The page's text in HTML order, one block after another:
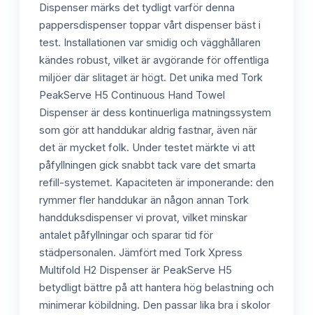
Dispenser märks det tydligt varför denna
pappersdispenser toppar vårt dispenser bäst i
test. Installationen var smidig och vägghållaren
kändes robust, vilket är avgörande för offentliga
miljöer där slitaget är högt. Det unika med Tork
PeakServe H5 Continuous Hand Towel
Dispenser är dess kontinuerliga matningssystem
som gör att handdukar aldrig fastnar, även när
det är mycket folk. Under testet märkte vi att
påfyllningen gick snabbt tack vare det smarta
refill-systemet. Kapaciteten är imponerande: den
rymmer fler handdukar än någon annan Tork
handduksdispenser vi provat, vilket minskar
antalet påfyllningar och sparar tid för
städpersonalen. Jämfört med Tork Xpress
Multifold H2 Dispenser är PeakServe H5
betydligt bättre på att hantera hög belastning och
minimerar köbildning. Den passar lika bra i skolor